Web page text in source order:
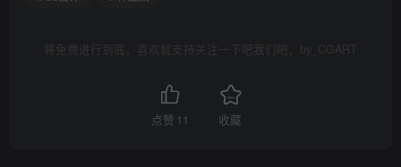
将免费进行到底，喜欢就支持关注一下吧我们吧，by_CGART
点赞 11 收藏